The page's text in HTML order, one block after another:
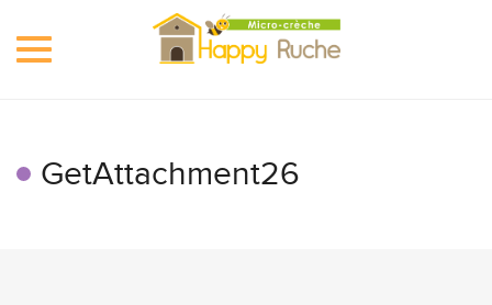
Toggle
GetAttachment26